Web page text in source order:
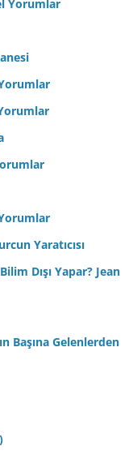
Yorumlar
Yaratıcısı
Dışı Yapar? Jean
Başına Gelenlerden